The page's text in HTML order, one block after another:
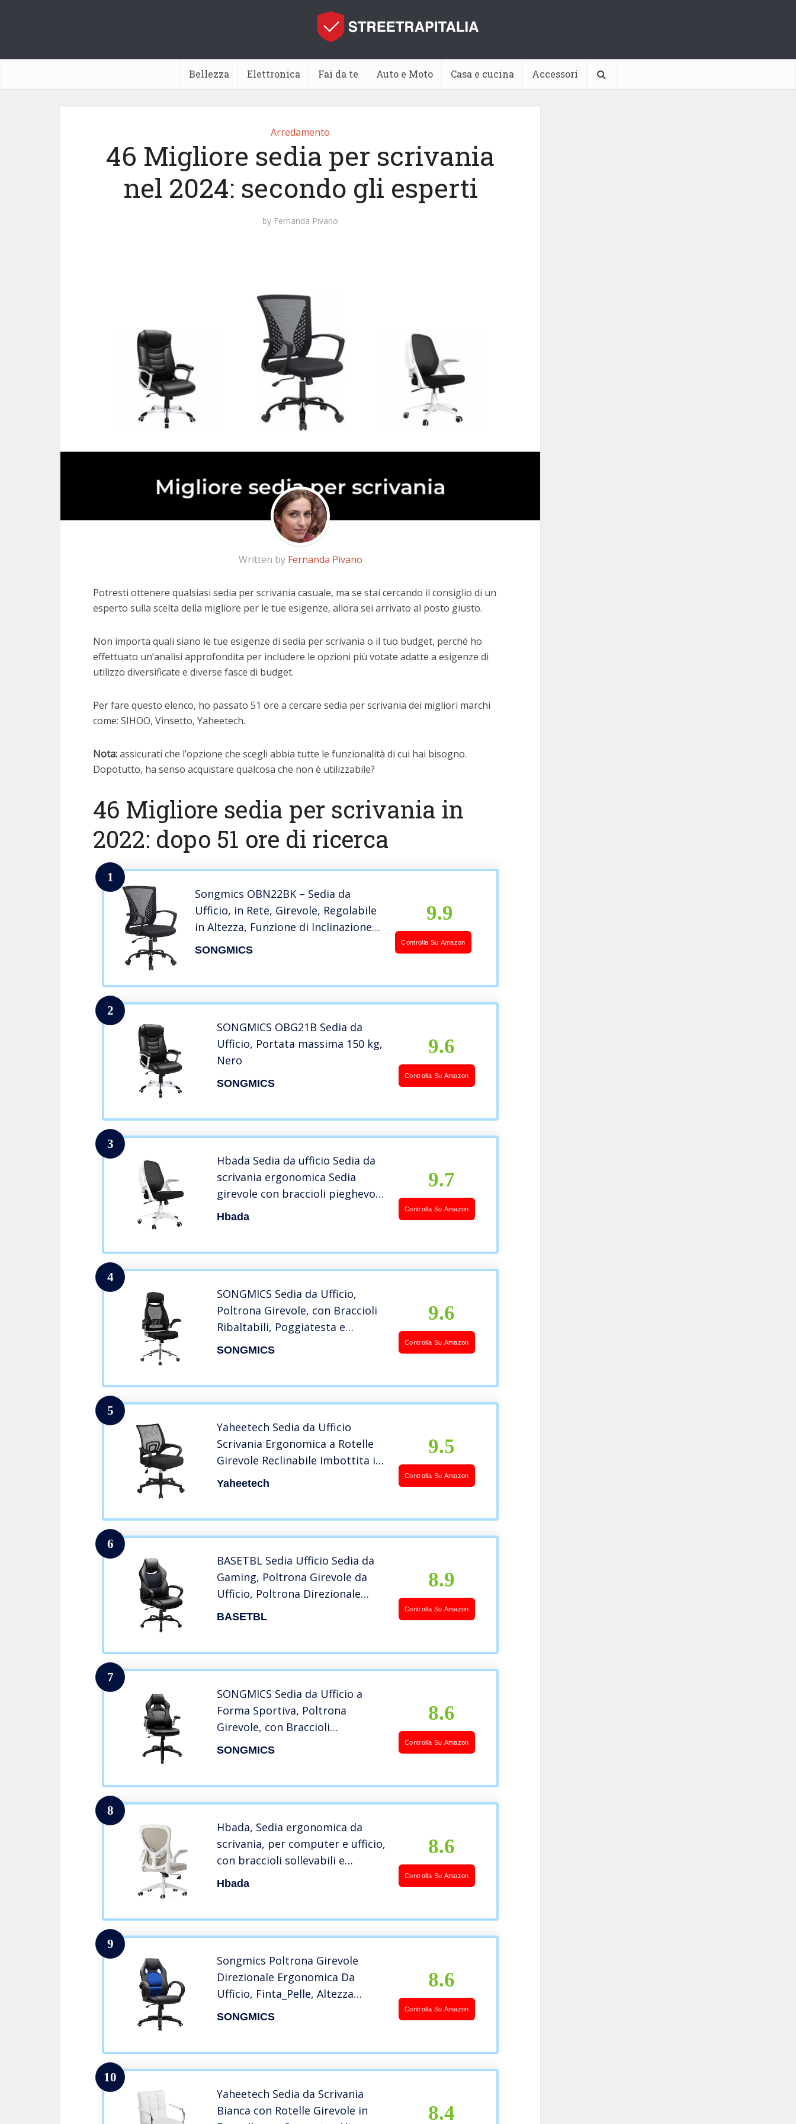
Bellezza Elettronica Fai da te Auto e Moto Casa e cucina Accessori
Arredamento
46 Migliore sedia per scrivania
nel 2024: secondo gli esperti
by Fernanda Pivano
Written by Fernanda Pivano
Potresti ottenere qualsiasi sedia per scrivania casuale, ma se stai cercando il consiglio di un
esperto sulla scelta della migliore per le tue esigenze, allora sei arrivato al posto giusto.
Non importa quali siano le tue esigenze di sedia per scrivania o il tuo budget, perché ho
effettuato un’analisi approfondita per includere le opzioni più votate adatte a esigenze di
utilizzo diversificate e diverse fasce di budget.
Per fare questo elenco, ho passato 51 ore a cercare sedia per scrivania dei migliori marchi
come: SIHOO, Vinsetto, Yaheetech.
Nota:assicurati che l’opzione che scegli abbia tutte le funzionalità di cui hai bisogno.
Dopotutto, ha senso acquistare qualcosa che non è utilizzabile?
46 Migliore sedia per scrivania in
2022: dopo 51 ore di ricerca
1
Songmics OBN22BK – Sedia da
Ufficio, in Rete, Girevole, Regolabile
in Altezza, Funzione di Inclinazione
Libera, Seduta e Schienale in Rete
SONGMICS
9.9
Controlla Su Amazon
2
SONGMICS OBG21B Sedia da
Ufficio, Portata massima 150 kg,
Nero
SONGMICS
9.6
Controlla Su Amazon
3
Hbada Sedia da ufficio Sedia da
scrivania ergonomica Sedia
girevole con braccioli pieghevoli
Sedia per computer in rete Sedia
Hbada
9.7
Controlla Su Amazon
4
SONGMICS Sedia da Ufficio,
Poltrona Girevole, con Braccioli
Ribaltabili, Poggiatesta e
Supporto Lombare, Inclinazione
SONGMICS
9.6
Controlla Su Amazon
5
Yaheetech Sedia da Ufficio
Scrivania Ergonomica a Rotelle
Girevole Reclinabile Imbottita in
Rete Traspirante con Braccioli
Yaheetech
9.5
Controlla Su Amazon
6
BASETBL Sedia Ufficio Sedia da
Gaming, Poltrona Girevole da
Ufficio, Poltrona Direzionale
Oscillant, con Supporto
BASETBL
8.9
Controlla Su Amazon
7
SONGMICS Sedia da Ufficio a
Forma Sportiva, Poltrona
Girevole, con Braccioli
Ribaltabili, Schienale Alto, di
SONGMICS
8.6
Controlla Su Amazon
8
Hbada, Sedia ergonomica da
scrivania, per computer e ufficio,
con braccioli sollevabili e
supporto lombare, altezza
Hbada
8.6
Controlla Su Amazon
9
Songmics Poltrona Girevole
Direzionale Ergonomica Da
Ufficio, Finta_Pelle, Altezza
Totale: 107-117 cm, Blu
SONGMICS
8.6
Controlla Su Amazon
10
Yaheetech Sedia da Scrivania
Bianca con Rotelle Girevole in
8.4